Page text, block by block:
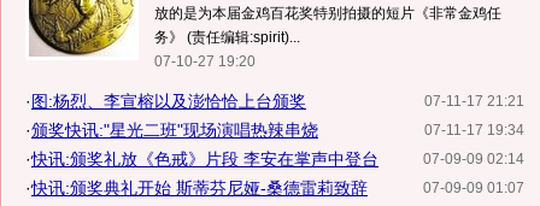
放的是为本届金鸡百花奖特别拍摄的短片《非常金鸡任
务》 (责任编辑:spirit)...
07-10-27 19:20
07-11-17 21:21
·图:杨烈、李宣榕以及澎恰恰上台颁奖
07-11-17 19:34
·颁奖快讯:"星光二班"现场演唱热辣串烧
07-09-09 02:14
·快讯:颁奖礼放《色戒》片段 李安在掌声中登台
07-09-09 01:07
·快讯:颁奖典礼开始 斯蒂芬尼娅-桑德雷莉致辞